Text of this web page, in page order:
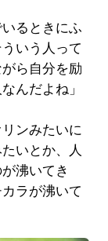
るときにふ
いう人って
ら自分を励
んだよね」
ンみたいに
いとか、人
沸いてき
ラが沸いて